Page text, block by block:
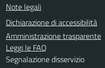
Note legali
Dichiarazione di accessibilità
Amministrazione trasparente
Leggi le FAQ
Segnalazione disservizio